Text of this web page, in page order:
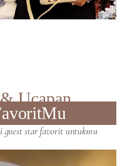
Ucapan
guest star favorit untukmu